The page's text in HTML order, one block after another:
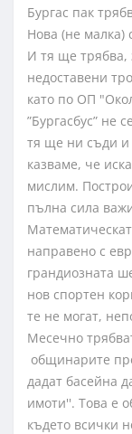
Бургас пак
Нова (не малка)
И тя ще трябва,
недоставени
като по ОП
”Бургасбус” не
тя ще ни съди и
казваме, че
мислим.
пълна сила
направено с
грандиозната
нов спортен
те не могат,
Месечно
общинарите
дадат басейна
имоти''. Това е
където всички